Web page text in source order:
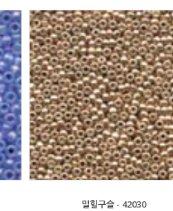
밀힐구슬 - 42030